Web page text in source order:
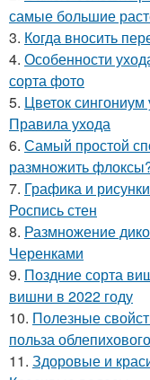
самые большие
3. Когда вносить
4. Особенности
сорта фото
5. Цветок
Правила ухода
6. Самый простой
размножить
7. Графика и
Роспись стен
8. Размножение
Черенками
9. Поздние сорта
вишни в 2022 году
10. Полезные
польза
11. Здоровые и